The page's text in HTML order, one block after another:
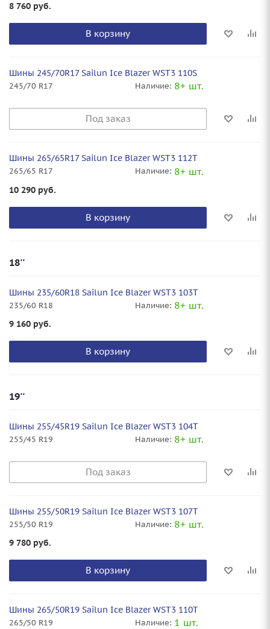
8 760 руб.
В корзину
Шины 245/70R17 Sailun Ice Blazer WST3 110S
245/70 R17 Наличие: 8+ шт.
Под заказ
Шины 265/65R17 Sailun Ice Blazer WST3 112T
265/65 R17 Наличие: 8+ шт.
10 290 руб.
В корзину
18''
Шины 235/60R18 Sailun Ice Blazer WST3 103T
235/60 R18 Наличие: 8+ шт.
9 160 руб.
В корзину
19''
Шины 255/45R19 Sailun Ice Blazer WST3 104T
255/45 R19 Наличие: 8+ шт.
Под заказ
Шины 255/50R19 Sailun Ice Blazer WST3 107T
255/50 R19 Наличие: 8+ шт.
9 780 руб.
В корзину
Шины 265/50R19 Sailun Ice Blazer WST3 110T
265/50 R19 Наличие: 1 шт.